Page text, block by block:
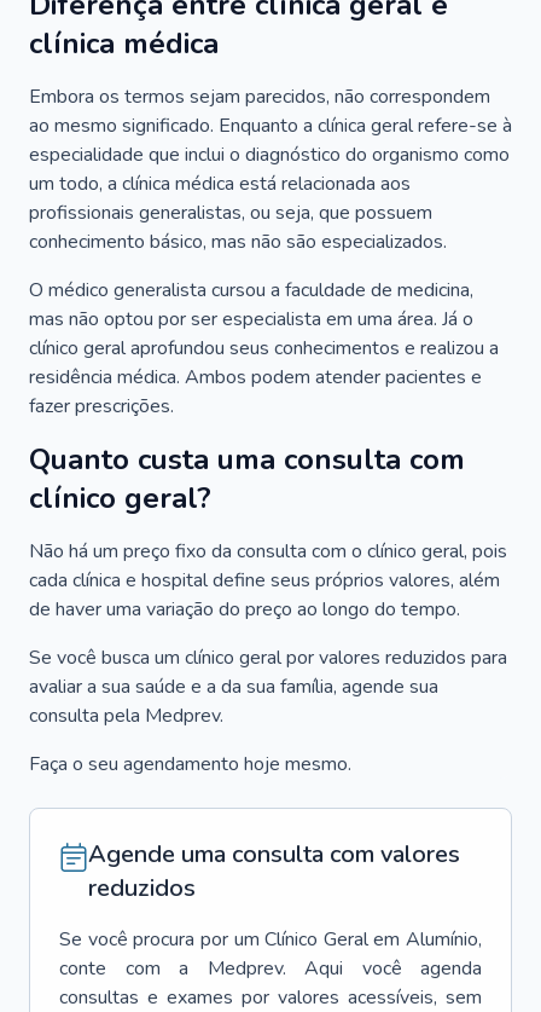
clínica médica
Embora os termos sejam parecidos, não correspondem
ao mesmo significado. Enquanto a clínica geral refere-se à
especialidade que inclui o diagnóstico do organismo como
um todo, a clínica médica está relacionada aos
profissionais generalistas, ou seja, que possuem
conhecimento básico, mas não são especializados.
O médico generalista cursou a faculdade de medicina,
mas não optou por ser especialista em uma área. Já o
clínico geral aprofundou seus conhecimentos e realizou a
residência médica. Ambos podem atender pacientes e
fazer prescrições.
Quanto custa uma consulta com
clínico geral?
Não há um preço fixo da consulta com o clínico geral, pois
cada clínica e hospital define seus próprios valores, além
de haver uma variação do preço ao longo do tempo.
Se você busca um clínico geral por valores reduzidos para
avaliar a sua saúde e a da sua família, agende sua
consulta pela Medprev.
Faça o seu agendamento hoje mesmo.
Agende uma consulta com valores
reduzidos
Se você procura por um Clínico Geral em Alumínio,
conte com a Medprev. Aqui você agenda
consultas e exames por valores acessíveis, sem